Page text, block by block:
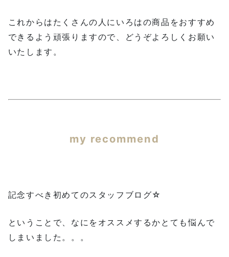
これからはたくさんの人にいろはの商品をおすすめ
できるよう頑張りますので、どうぞよろしくお願い
いたします。
my recommend
記念すべき初めてのスタッフブログ☆
ということで、なにをオススメするかとても悩んで
しまいました。。。